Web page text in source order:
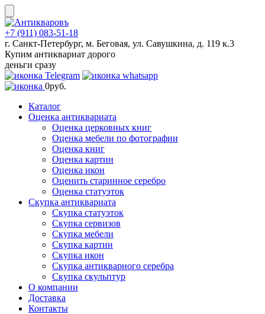
Skip
to
content
+7 (911) 083-51-18
г. Санкт-Петербург, м. Беговая, ул. Савушкина, д. 119 к.3
Купим антиквариат дорого
деньги сразу
0руб.
Каталог
Оценка антиквариата
Оценка церковных книг
Оценка мебели по фотографии
Оценка книг
Оценка картин
Оценка икон
Оценить старинное серебро
Оценка статуэток
Скупка антиквариата
Скупка статуэток
Скупка сервизов
Скупка мебели
Скупка картин
Скупка икон
Скупка антикварного серебра
Скупка скульптур
О компании
Доставка
Контакты